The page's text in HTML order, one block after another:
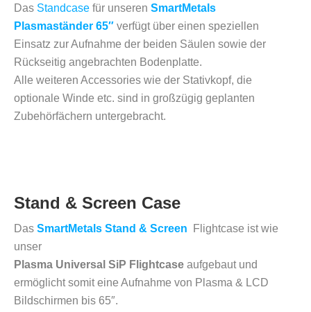
Das Standcase für unseren SmartMetals
Plasmaständer 65″ verfügt über einen speziellen
Einsatz zur Aufnahme der beiden Säulen sowie der
Rückseitig angebrachten Bodenplatte.
Alle weiteren Accessories wie der Stativkopf, die
optionale Winde etc. sind in großzügig geplanten
Zubehörfächern untergebracht.
Stand & Screen Case
Das SmartMetals Stand & Screen
Flightcase ist wie
unser
Plasma Universal SiP Flightcase aufgebaut und
ermöglicht somit eine Aufnahme von Plasma & LCD
Bildschirmen bis 65″.